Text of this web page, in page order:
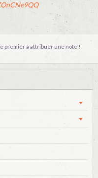
premier à attribuer une note !